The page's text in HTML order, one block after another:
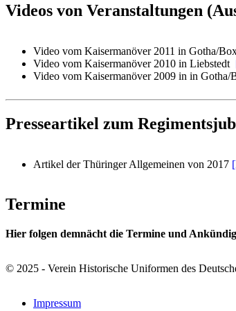
Videos von Veranstaltungen
Video vom Kaisermanöver 2011 in Gotha/
Video vom Kaisermanöver 2010 in Liebstedt
Video vom Kaisermanöver 2009 in in Gotha/
Presseartikel zum
Artikel der Thüringer Allgemeinen von 2017
Termine
Hier folgen demnächt die Termine und
© 2025 - Verein Historische Uniformen des
Impressum